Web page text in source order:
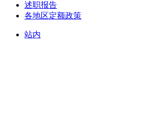
述职报告
各地区定额政策
站内